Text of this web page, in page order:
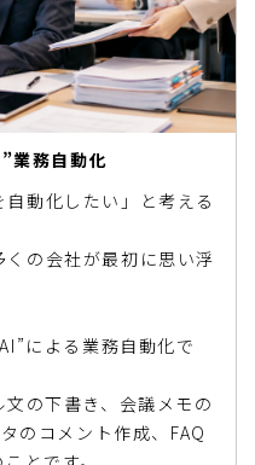
業務自動化
動化したい」と考える
の会社が最初に思い浮
による業務自動化で
の下書き、会議メモの
のコメント作成、FAQ